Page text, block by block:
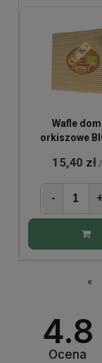
Wafle
orkiszowe
15,40 zł
- +
«
4.8
Ocena